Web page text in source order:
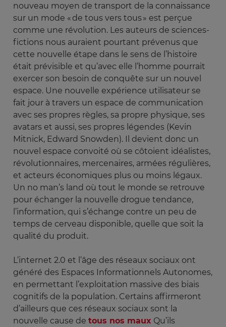
nouveau moyen de transport de la connaissance
sur un mode « de tous vers tous » est perçue
comme une révolution. Les auteurs de sciences-
fictions nous auraient pourtant prévenus que
cette nouvelle étape dans le sens de l’histoire
était prévisible et qu’avec elle l’homme pourrait
exercer son besoin de conquête sur un nouvel
espace. Une nouvelle expérience utilisateur se
fait jour à travers un espace de communication
avec ses propres règles, sa propre physique, ses
avatars et aussi, ses propres légendes (Kevin
Mitnick, Edward Snowden). Il devient donc un
nouvel espace convoité où se côtoient idéalistes,
révolutionnaires, mercenaires, armées régulières,
et acteurs économiques plus ou moins légaux.
Un no man’s land où tout le monde se retrouve
pour échanger la nouvelle drogue tendance,
l’information, qui s’échange contre un peu de
temps de cerveau disponible, quelle que soit la
qualité du produit.
L’internet 2.0 et l’âge des réseaux sociaux ont
généré des Espaces Informationnels Autonomes,
en permettant l’exploitation massive des biais
cognitifs de la population. Certains affirmeront
d’ailleurs que ces réseaux sociaux sont la
nouvelle cause de tous nos maux Qu’ils